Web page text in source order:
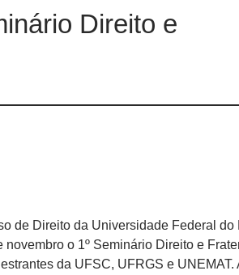
Direito e
de Direito da Universidade Federal do
o 1º Seminário Direito e
da UFSC, UFRGS e UNEMAT.